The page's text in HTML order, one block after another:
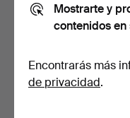
HACIA 1900.Mostrarte y
contenidos en
Encontrarás más
de privacidad.